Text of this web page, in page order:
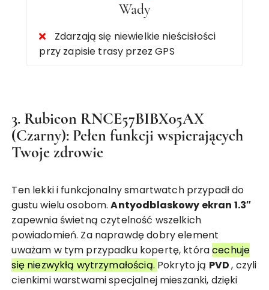
Wady
Zdarzają się niewielkie nieścisłości
przy zapisie trasy przez GPS
3. Rubicon RNCE57BIBX05AX
(Czarny): Pełen funkcji wspierających
Twoje zdrowie
Ten lekki i funkcjonalny smartwatch przypadł do
gustu wielu osobom.Antyodblaskowy ekran 1.3″
zapewnia świetną czytelność wszelkich
powiadomień. Za naprawdę dobry element
uważam w tym przypadku kopertę, któracechuje
się niezwykłą wytrzymałością. Pokryto ją PVD, czyli
cienkimi warstwami specjalnej mieszanki, dzięki